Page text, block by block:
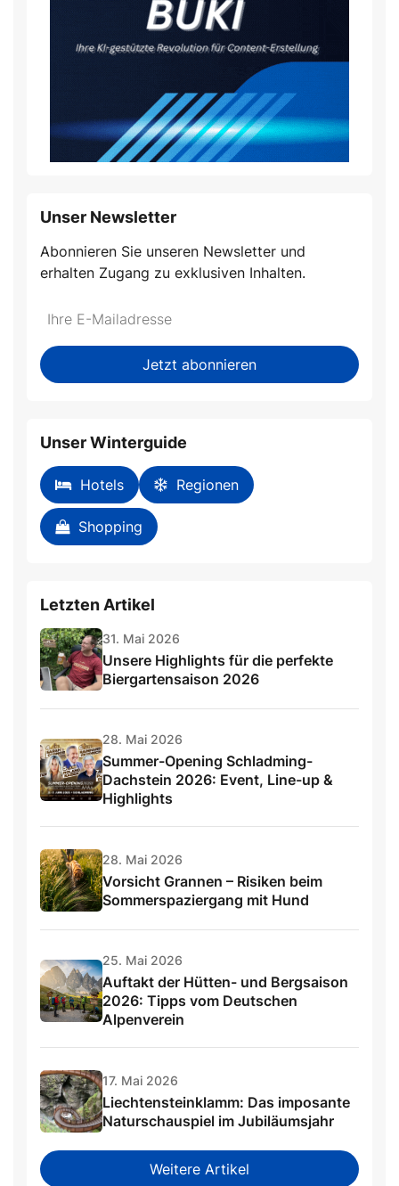
Unser Newsletter
Abonnieren Sie unseren Newsletter und
erhalten Zugang zu exklusiven Inhalten.
Do
fill
this
*Ihre
Mailadresse:
Jetzt abonnieren
Unser Winterguide
Hotels Regionen
Shopping
Letzten Artikel
31. Mai 2026
Unsere Highlights für die perfekte
Biergartensaison 2026
28. Mai 2026
Summer-Opening Schladming-
Dachstein 2026: Event, Line-up &
Highlights
28. Mai 2026
Vorsicht Grannen – Risiken beim
Sommerspaziergang mit Hund
25. Mai 2026
Auftakt der Hütten- und Bergsaison
2026: Tipps vom Deutschen
Alpenverein
17. Mai 2026
Liechtensteinklamm: Das imposante
Naturschauspiel im Jubiläumsjahr
Weitere Artikel